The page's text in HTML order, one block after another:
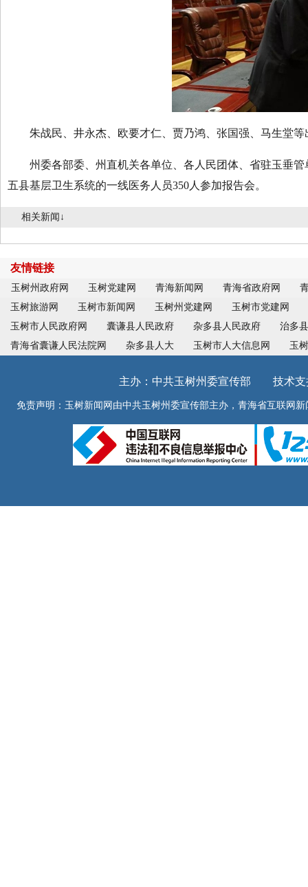
朱战民、井永杰、欧要才仁、贾乃鸿、张国强、马生堂等
州委各部委、州直机关各单位、各人民团体、省驻玉垂管
五县基层卫生系统的一线医务人员350人参加报告会。
相关新闻↓
友情链接
玉树州政府网 玉树党建网 青海新闻网 青海省政府网
玉树旅游网
玉树市新闻网 玉树州党建网
玉树市党建网
玉树市人民政府网
囊谦县人民政府 杂多县人民政府
治多
青海省囊谦人民法院网
杂多县人大 玉树市人大信息网 玉
主办：中共玉树州委宣传部 技术支
免责声明：玉树新闻网由中共玉树州委宣传部主办，青海省互联网